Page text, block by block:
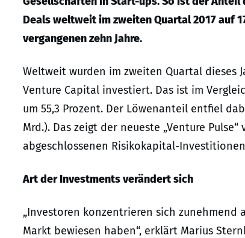
Deals weltweit im zweiten Quartal 2017 auf
vergangenen zehn Jahre.
Weltweit wurden im zweiten Quartal dieses
Venture Capital investiert. Das ist im
um 55,3 Prozent. Der Löwenanteil entfiel
Mrd.). Das zeigt der neueste „Venture
abgeschlossenen Risikokapital-
Art der Investments verändert sich
„Investoren konzentrieren sich zunehmend
Markt bewiesen haben“, erklärt Marius